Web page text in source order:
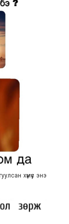
хүмүүс энэ